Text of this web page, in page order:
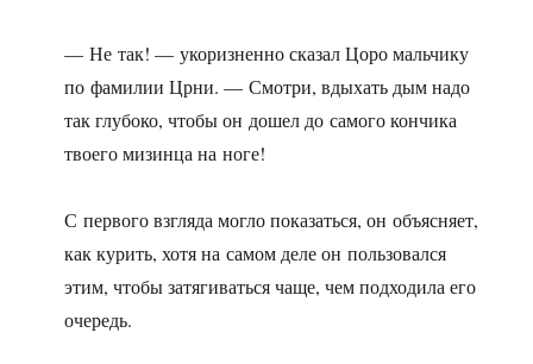
— Не так! — укоризненно сказал Цоро мальчику
по фамилии Црни. — Смотри, вдыхать дым надо
так глубоко, чтобы он дошел до самого кончика
твоего мизинца на ноге!
С первого взгляда могло показаться, он объясняет,
как курить, хотя на самом деле он пользовался
этим, чтобы затягиваться чаще, чем подходила его
очередь.